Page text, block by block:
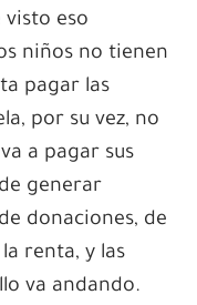
visto eso
niños no tienen
pagar las
por su vez, no
a pagar sus
generar
donaciones, de
renta, y las
va andando.